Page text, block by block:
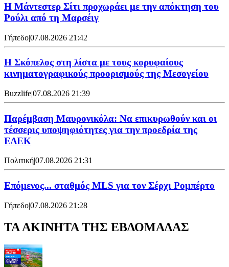
Η Μάντεστερ Σίτι προχωράει με την απόκτηση του
Ρούλι από τη Μαρσέιγ
Γήπεδο|07.08.2026 21:42
Η Σκόπελος στη λίστα με τους κορυφαίους
κινηματογραφικούς προορισμούς της Μεσογείου
Buzzlife|07.08.2026 21:39
Παρέμβαση Μαυρονικόλα: Να επικυρωθούν και οι
τέσσερις υποψηφιότητες για την προεδρία της
ΕΔΕΚ
Πολιτική07.08.2026 21:31
Επόμενος... σταθμός MLS για τον Σέρχι Ρομπέρτο
Γήπεδο|07.08.2026 21:28
ΤΑ ΑΚΙΝΗΤΑ ΤΗΣ ΕΒΔΟΜΑΔΑΣ